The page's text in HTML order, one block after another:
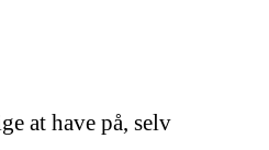
at have på, selv